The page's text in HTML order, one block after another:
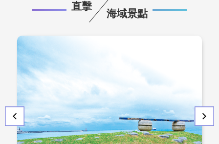
直擊
海域景點